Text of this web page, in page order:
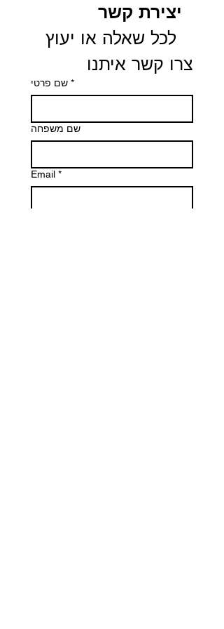
יצירת קשר
צרו קשר איתנו
שם פרטי *
שם משפחה
Email *